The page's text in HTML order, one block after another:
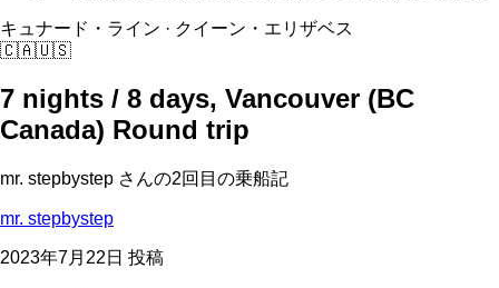
キュナード・ライン · クイーン・エリザベス
🇨🇦🇺🇸
7 nights / 8 days, Vancouver (BC
Canada) Round trip
mr. stepbystep さんの2回目の乗船記
mr. stepbystep
2023年7月22日 投稿